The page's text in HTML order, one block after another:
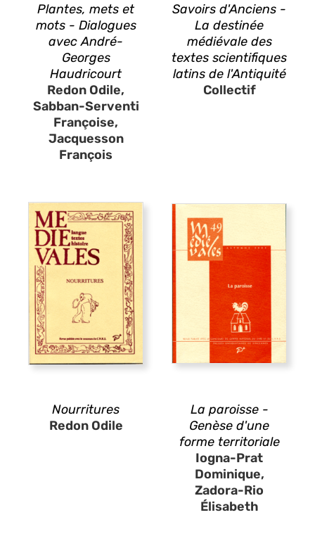
Plantes, mets et
mots - Dialogues
avec André-
Georges
Haudricourt
Redon Odile,
Sabban-Serventi
Françoise,
Jacquesson
François
Savoirs d'Anciens -
La destinée
médiévale des
textes scientifiques
latins de l'Antiquité
Collectif
Nourritures
Redon Odile
La paroisse -
Genèse d'une
forme territoriale
Iogna-Prat
Dominique,
Zadora-Rio
Élisabeth